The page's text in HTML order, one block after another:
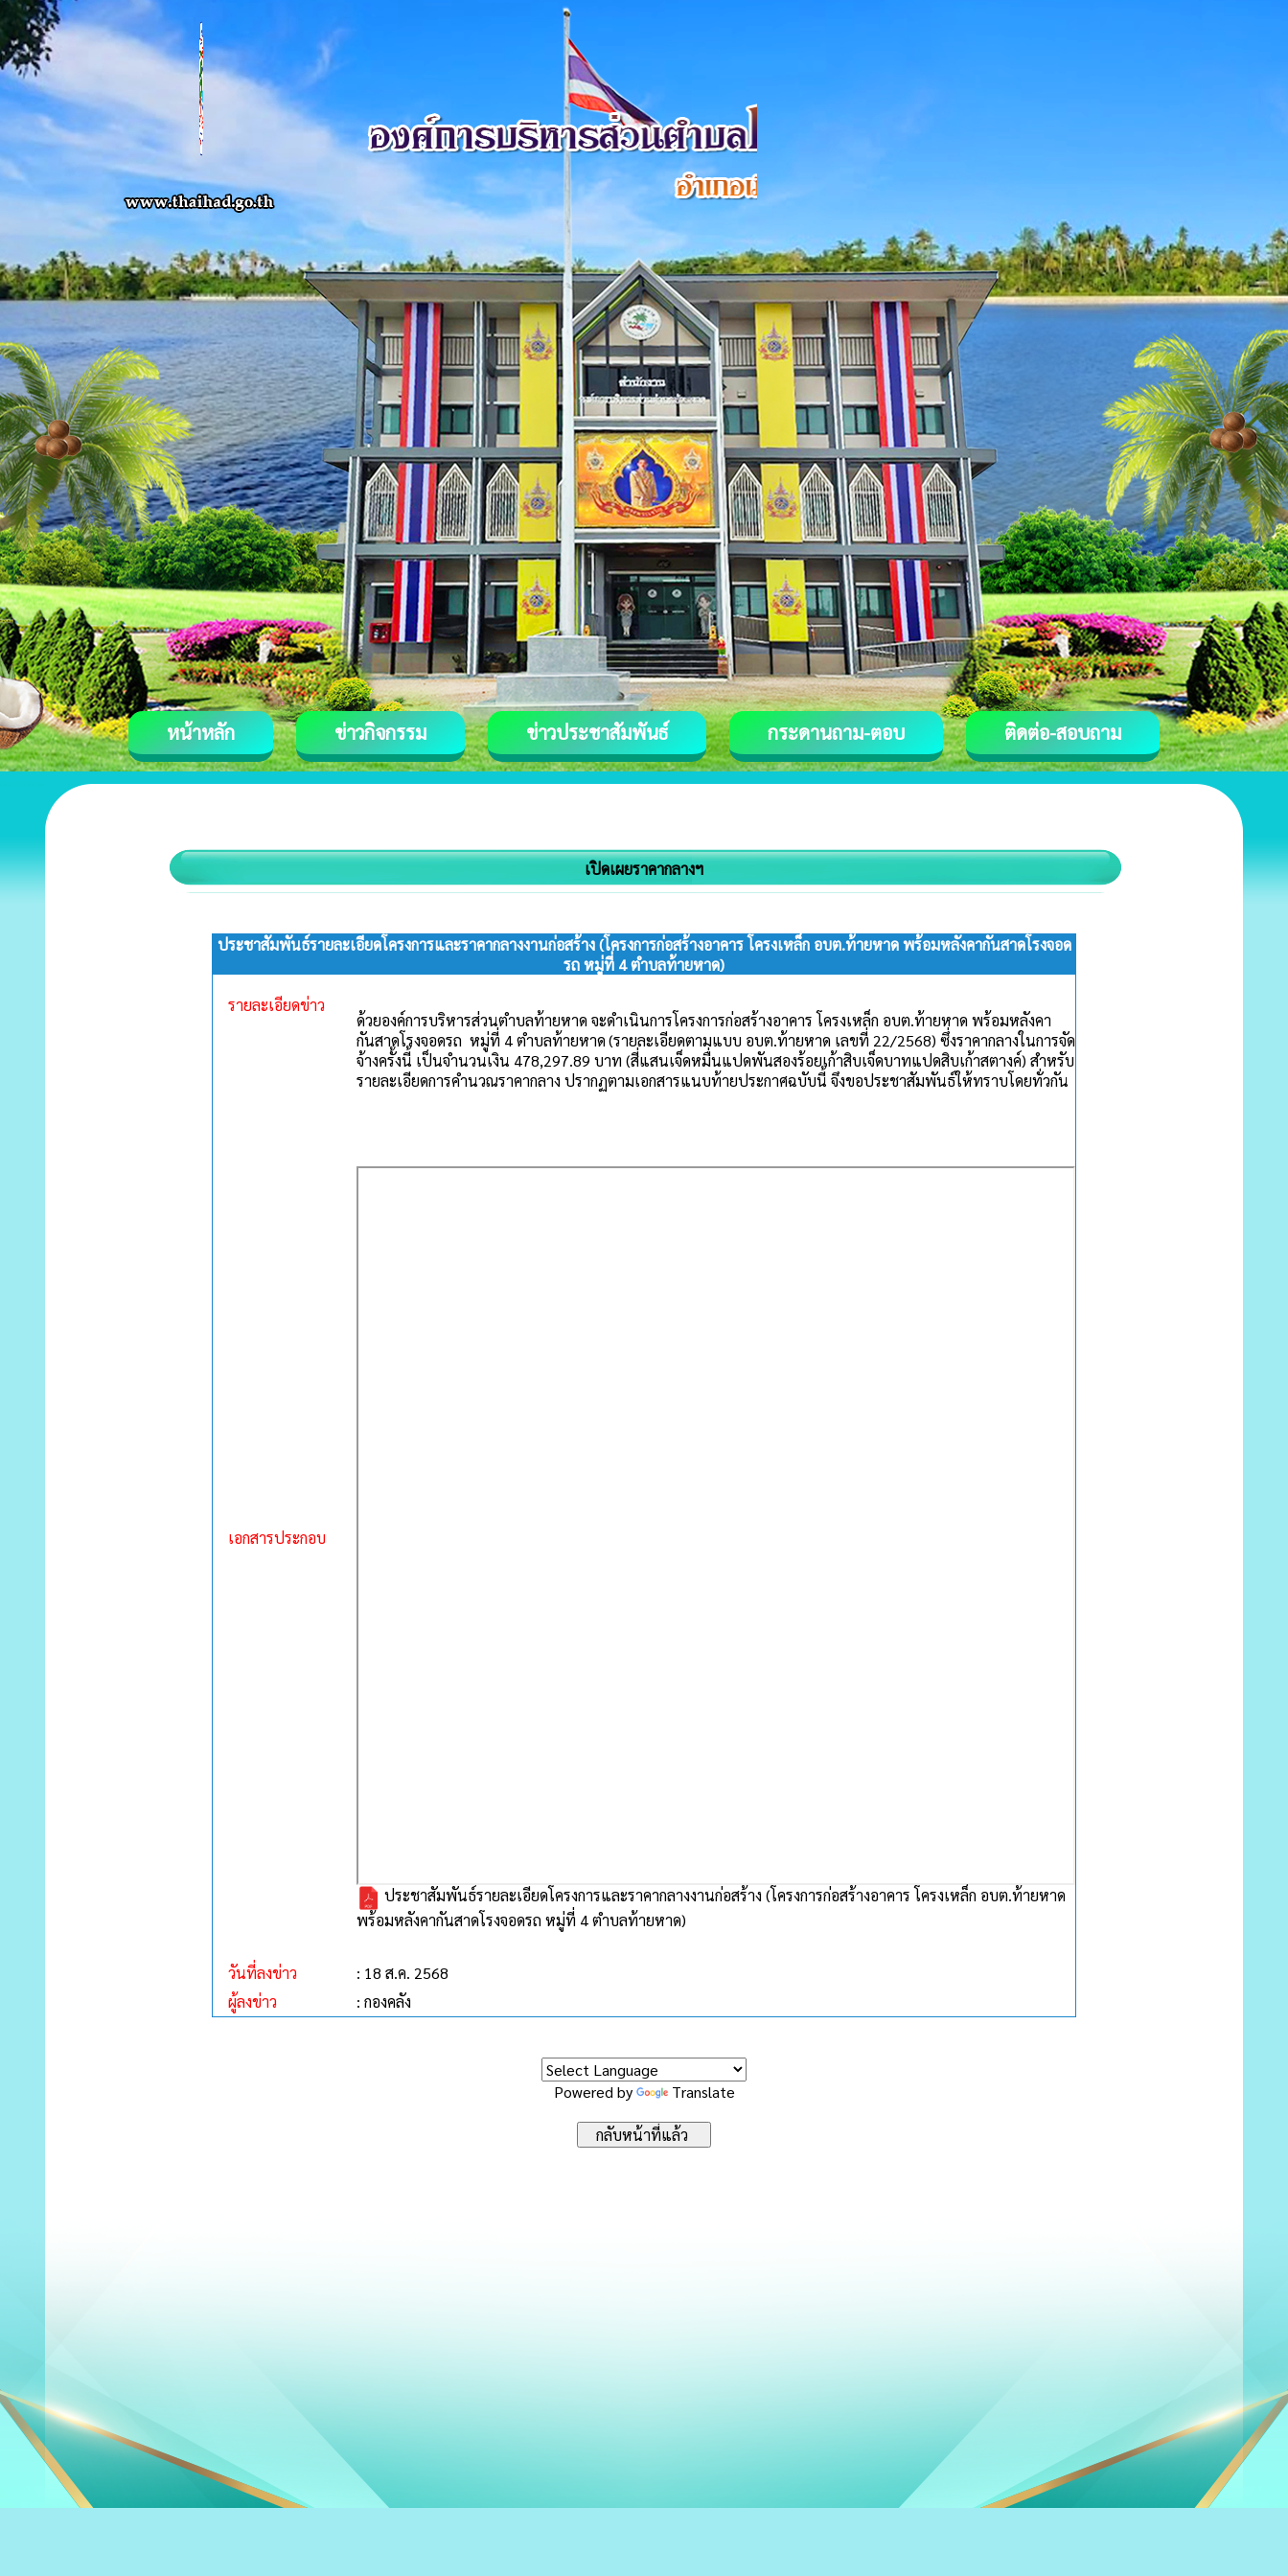
หน้าหลัก ข่าวกิจกรรม ข่าวประชาสัมพันธ์ กระดานถาม-ตอบ ติดต่อ-สอบถาม
เปิดเผยราคากลางฯ
ประชาสัมพันธ์รายละเอียดโครงการและราคากลางงานก่อสร้าง (โครงการก่อสร้างอาคาร โครงเหล็ก อบต.ท้ายหาด พร้อมหลังคากันสาดโรงจอด
รถ หมู่ที่ 4 ตำบลท้ายหาด)
รายละเอียดข่าว
ด้วยองค์การบริหารส่วนตำบลท้ายหาด จะดำเนินการโครงการก่อสร้างอาคาร โครงเหล็ก อบต.ท้ายหาด พร้อมหลังคา
กันสาดโรงจอดรถ หมู่ที่ 4 ตำบลท้ายหาด(รายละเอียดตามแบบ อบต.ท้ายหาด เลขที่ 22/2568) ซึ่งราคากลางในการจัด
จ้างครั้งนี้ เป็นจำนวนเงิน 478,297.89 บาท (สี่แสนเจ็ดหมื่นแปดพันสองร้อยเก้าสิบเจ็ดบาทแปดสิบเก้าสตางค์) สำหรับ
รายละเอียดการคำนวณราคากลาง ปรากฏตามเอกสารแนบท้ายประกาศฉบับนี้ จึงขอประชาสัมพันธ์ให้ทราบโดยทั่วกัน
เอกสารประกอบ
ประชาสัมพันธ์รายละเอียดโครงการและราคากลางงานก่อสร้าง (โครงการก่อสร้างอาคาร โครงเหล็ก อบต.ท้ายหาด
พร้อมหลังคากันสาดโรงจอดรถ หมู่ที่ 4 ตำบลท้ายหาด)
วันที่ลงข่าว
: 18 ส.ค. 2568
ผู้ลงข่าว
: กองคลัง
Powered by Translate